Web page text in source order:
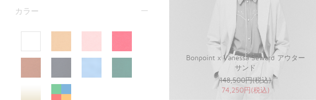
カラー
Bonpoint x Vanessa Seward アウター
サンド
148,500円(税込)
74,250円(税込)